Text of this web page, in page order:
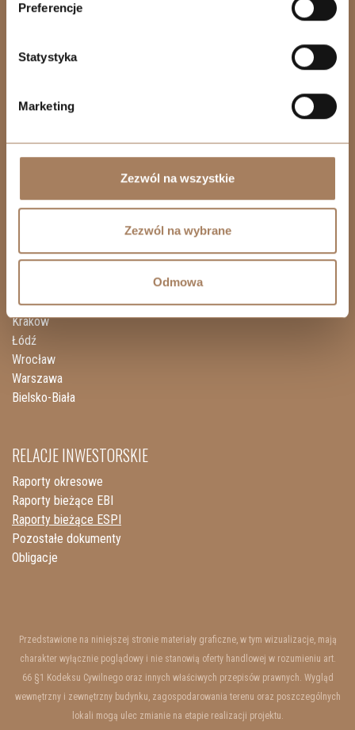
Preferencje
Statystyka
Marketing
Zezwól na wszystkie
Zezwól na wybrane
Odmowa
KRAKÓW
Katowice
Kraków
Łódź
Wrocław
Warszawa
Bielsko-Biała
RELACJE INWESTORSKIE
Raporty okresowe
Raporty bieżące EBI
Raporty bieżące ESPI
Pozostałe dokumenty
Obligacje
Przedstawione na niniejszej stronie materiały graficzne, w tym wizualizacje, mają
charakter wyłącznie poglądowy i nie stanowią oferty handlowej w rozumieniu art.
66 §1 Kodeksu Cywilnego oraz innych właściwych przepisów prawnych. Wygląd
wewnętrzny i zewnętrzny budynku, zagospodarowania terenu oraz poszczególnych
lokali mogą ulec zmianie na etapie realizacji projektu.